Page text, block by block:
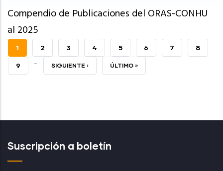
Compendio de Publicaciones del ORAS-CONHU
al 2025
PÁGINA
ACTUAL
1 PAGE
2 PAGE
3 PAGE
4 PAGE
5 PAGE
6 PAGE
7 PAGE
8
PAGE
9 … SIGUIENTE
SIGUIENTE › ÚLTIMA
ÚLTIMO »
Suscripción a boletín